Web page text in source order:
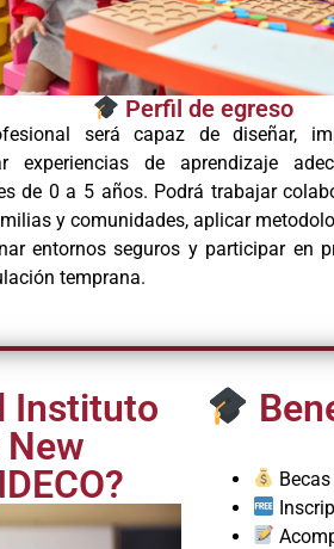
Perfil de egreso
será capaz de diseñar,
experiencias de aprendizaje
de 0 a 5 años. Podrá trabajar
y comunidades, aplicar
entornos seguros y participar en
temprana.
Instituto